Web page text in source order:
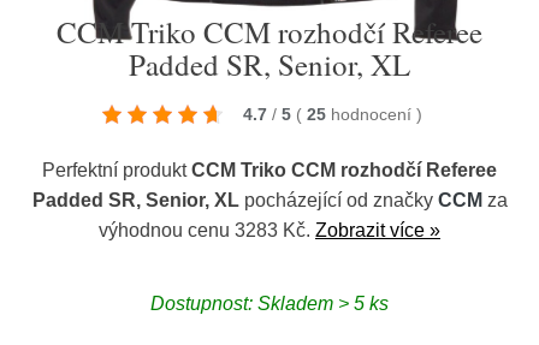
CCM Triko CCM rozhodčí Referee
Padded SR, Senior, XL
4.7 / 5 ( 25 hodnocení )
Perfektní produktCCM Triko CCM rozhodčí Referee
Padded SR, Senior, XLpocházející od značky CCM za
výhodnou cenu 3283 Kč. Zobrazit více »
Dostupnost: Skladem > 5 ks